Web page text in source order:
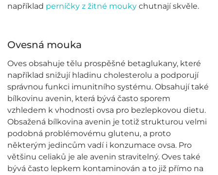
například perníčky z žitné mouky chutnají skvěle.
Ovesná mouka
Oves obsahuje tělu prospěšné betaglukany, které
například snižují hladinu cholesterolu a podporují
správnou funkci imunitního systému. Obsahují také
bílkovinu avenin, která bývá často sporem
vzhledem k vhodnosti ovsa pro bezlepkovou dietu.
Obsažená bílkovina avenin je totiž strukturou velmi
podobná problémovému glutenu, a proto
některým jedincům vadí i konzumace ovsa. Pro
většinu celiaků je ale avenin stravitelný. Oves také
bývá často lepkem kontaminován a to již přímo na